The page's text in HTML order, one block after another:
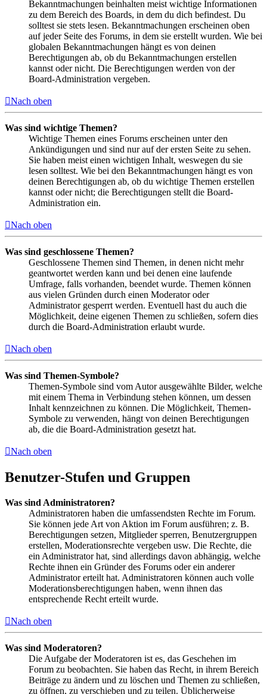
Bekanntmachungen beinhalten meist wichtige Informationen
zu dem Bereich des Boards, in dem du dich befindest. Du
solltest sie stets lesen. Bekanntmachungen erscheinen oben
auf jeder Seite des Forums, in dem sie erstellt wurden. Wie bei
globalen Bekanntmachungen hängt es von deinen
Berechtigungen ab, ob du Bekanntmachungen erstellen
kannst oder nicht. Die Berechtigungen werden von der
Board-Administration vergeben.
Nach oben
Was sind wichtige Themen?
Wichtige Themen eines Forums erscheinen unter den
Ankündigungen und sind nur auf der ersten Seite zu sehen.
Sie haben meist einen wichtigen Inhalt, weswegen du sie
lesen solltest. Wie bei den Bekanntmachungen hängt es von
deinen Berechtigungen ab, ob du wichtige Themen erstellen
kannst oder nicht; die Berechtigungen stellt die Board-
Administration ein.
Nach oben
Was sind geschlossene Themen?
Geschlossene Themen sind Themen, in denen nicht mehr
geantwortet werden kann und bei denen eine laufende
Umfrage, falls vorhanden, beendet wurde. Themen können
aus vielen Gründen durch einen Moderator oder
Administrator gesperrt werden. Eventuell hast du auch die
Möglichkeit, deine eigenen Themen zu schließen, sofern dies
durch die Board-Administration erlaubt wurde.
Nach oben
Was sind Themen-Symbole?
Themen-Symbole sind vom Autor ausgewählte Bilder, welche
mit einem Thema in Verbindung stehen können, um dessen
Inhalt kennzeichnen zu können. Die Möglichkeit, Themen-
Symbole zu verwenden, hängt von deinen Berechtigungen
ab, die die Board-Administration gesetzt hat.
Nach oben
Benutzer-Stufen und Gruppen
Was sind Administratoren?
Administratoren haben die umfassendsten Rechte im Forum.
Sie können jede Art von Aktion im Forum ausführen; z. B.
Berechtigungen setzen, Mitglieder sperren, Benutzergruppen
erstellen, Moderationsrechte vergeben usw. Die Rechte, die
ein Administrator hat, sind allerdings davon abhängig, welche
Rechte ihnen ein Gründer des Forums oder ein anderer
Administrator erteilt hat. Administratoren können auch volle
Moderationsberechtigungen haben, wenn ihnen das
entsprechende Recht erteilt wurde.
Nach oben
Was sind Moderatoren?
Die Aufgabe der Moderatoren ist es, das Geschehen im
Forum zu beobachten. Sie haben das Recht, in ihrem Bereich
Beiträge zu ändern und zu löschen und Themen zu schließen,
zu öffnen, zu verschieben und zu teilen. Üblicherweise